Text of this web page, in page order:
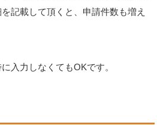
記載して頂くと、申請件数も増え
入力しなくてもOKです。